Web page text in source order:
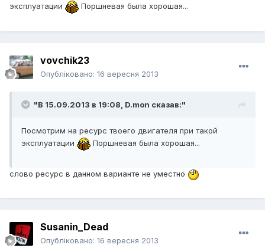
эксплуатации
Поршневая была хорошая...
vovchik23
Опубліковано: 16 вересня 2013
"В 15.09.2013 в 19:08, D.mon сказав:"
Посмотрим на ресурс твоего двигателя при такой
эксплуатации
Поршневая была хорошая...
слово ресурс в данном варианте не уместно
Susanin_Dead
Опубліковано: 16 вересня 2013